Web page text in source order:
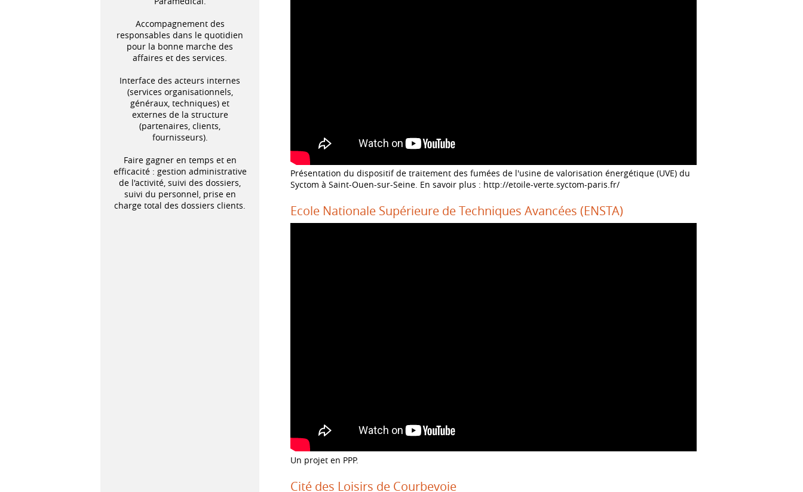
Accompagnement des
responsables dans le quotidien
pour la bonne marche des
affaires et des services.
Interface des acteurs internes
(services organisationnels,
généraux, techniques) et
externes de la structure
(partenaires, clients,
fournisseurs).
Faire gagner en temps et en
efficacité : gestion administrative
de l'activité, suivi des dossiers,
suivi du personnel, prise en
charge total des dossiers clients.
Présentation du dispositif de traitement des fumées de l'usine de valorisation énergétique (UVE) du
Syctom à Saint-Ouen-sur-Seine. En savoir plus : http://etoile-verte.syctom-paris.fr/
Ecole Nationale Supérieure de Techniques Avancées (ENSTA)
Un projet en PPP.
Cité des Loisirs de Courbevoie